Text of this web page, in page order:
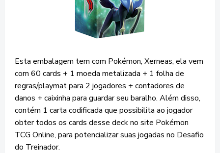
Esta embalagem tem com Pokémon, Xerneas, ela vem
com 60 cards + 1 moeda metalizada + 1 folha de
regras/playmat para 2 jogadores + contadores de
danos + caixinha para guardar seu baralho. Além disso,
contém 1 carta codificada que possibilita ao jogador
obter todos os cards desse deck no site Pokémon
TCG Online, para potencializar suas jogadas no Desafio
do Treinador.